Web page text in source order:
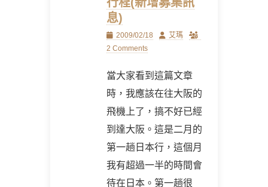
息)
Posted
on
2009/02/18 Author
艾瑪
2 Comments
當大家看到這篇文章
時，我應該在往大阪的
飛機上了，搞不好已經
到達大阪。這是二月的
第一趟日本行，這個月
我有超過一半的時間會
待在日本。第一趟很